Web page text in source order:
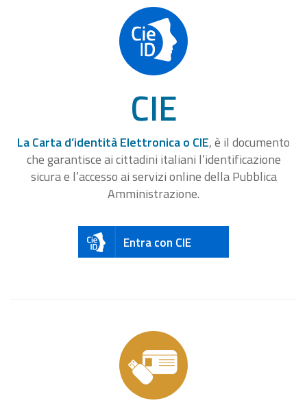
CIE
La Carta d’identità Elettronica o CIE, è il documento
che garantisce ai cittadini italiani l’identificazione
sicura e l’accesso ai servizi online della Pubblica
Amministrazione.
Entra con CIE